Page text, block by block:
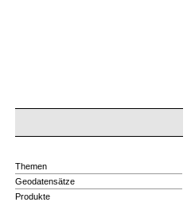
Themen
Geodatensätze
Produkte